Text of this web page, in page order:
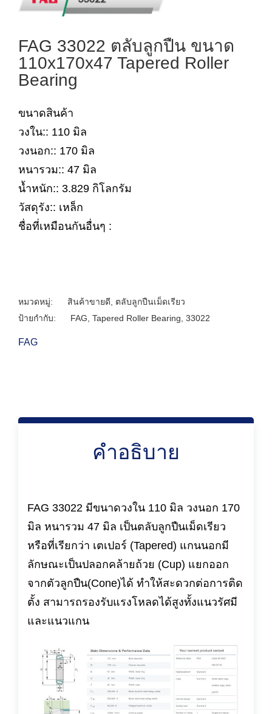
FAG 33022 ตลับลูกปืน ขนาด
110x170x47 Tapered Roller
Bearing
ขนาดสินค้า
วงใน:: 110 มิล
วงนอก:: 170 มิล
หนารวม:: 47 มิล
น้ำหนัก:: 3.829 กิโลกรัม
วัสดุรัง:: เหล็ก
ชื่อที่เหมือนกันอื่นๆ :
หมวดหมู่: สินค้าขายดี
ตลับลูกปืนเม็ดเรียว
ป้ายกำกับ:
FAG Tapered Roller Bearing 33022
FAG
คำอธิบาย
FAG 33022 มีขนาดวงใน 110 มิล วงนอก 170
มิล หนารวม 47 มิล เป็นตลับลูกปืนเม็ดเรียว
หรือที่เรียกว่า เตเปอร์ (Tapered) แกนนอกมี
ลักษณะเป็นปลอกคล้ายถ้วย (Cup) แยกออก
จากตัวลูกปืน(Cone)ได้ ทำให้สะดวกต่อการติด
ตั้ง สามารถรองรับแรงโหลดได้สูงทั้งแนวรัศมี
และแนวแกน